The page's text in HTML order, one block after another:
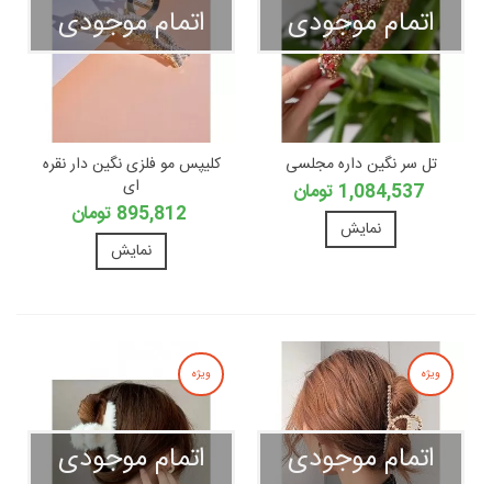
اتمام موجودی
تل سر نگین داره مجلسی
1,084,537 تومان
نمایش
اتمام موجودی
کلیپس مو فلزی نگین دار نقره
ای
895,812 تومان
نمایش
ویژه
اتمام موجودی
ویژه
اتمام موجودی